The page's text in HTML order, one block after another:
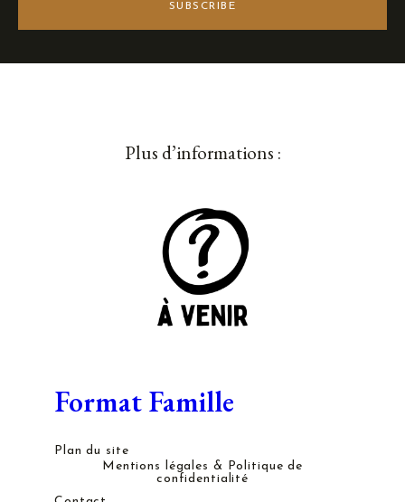
SUBSCRIBE
Plus d’informations :
Format Famille
Plan du site
Mentions légales & Politique de
confidentialité